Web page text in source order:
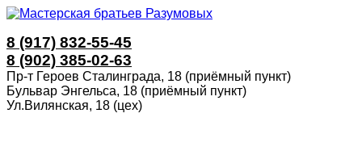
8 (917) 832-55-45
8 (902) 385-02-63
Пр-т Героев Сталинграда, 18 (приёмный пункт)
Бульвар Энгельса, 18 (приёмный пункт)
Ул.Вилянская, 18 (цех)